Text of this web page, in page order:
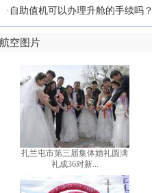
· 自助值机可以办理升舱的手续吗？
航空图片
扎兰屯市第三届集体婚礼圆满
礼成36对新...